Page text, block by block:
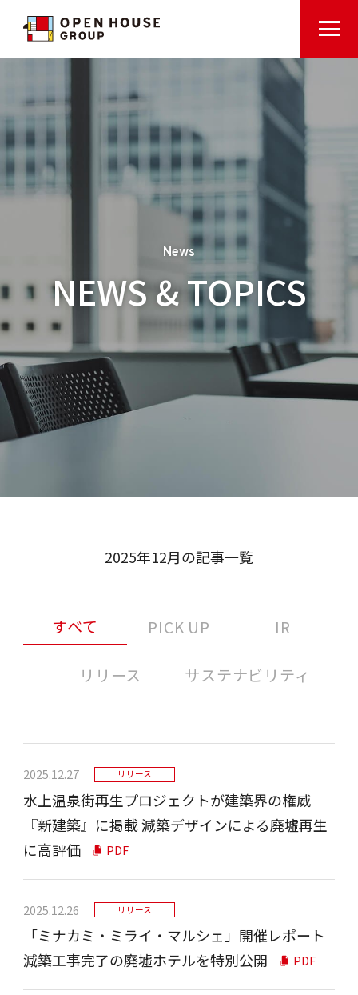
News
NEWS & TOPICS
2025年12月の記事一覧
すべて PICK UP IR
リリース サステナビリティ
2025.12.27 リリース
水上温泉街再生プロジェクトが建築界の権威
『新建築』に掲載 減築デザインによる廃墟再生
に高評価
PDF
2025.12.26 リリース
「ミナカミ・ミライ・マルシェ」開催レポート
減築工事完了の廃墟ホテルを特別公開
PDF